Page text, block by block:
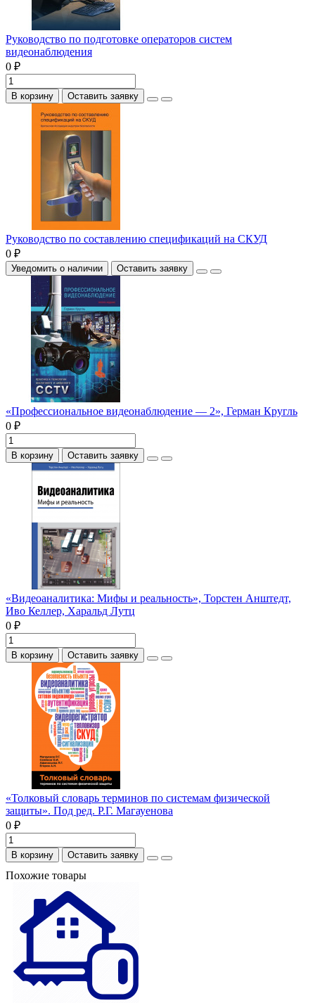
Руководство по подготовке операторов систем
видеонаблюдения
0 ₽
В корзину Оставить заявку
Руководство по составлению спецификаций на СКУД
0 ₽
Уведомить о наличии Оставить заявку
«Профессиональное видеонаблюдение — 2», Герман Кругль
0 ₽
В корзину Оставить заявку
«Видеоаналитика: Мифы и реальность», Торстен Анштедт,
Иво Келлер, Харальд Лутц
0 ₽
В корзину Оставить заявку
«Толковый словарь терминов по системам физической
защиты». Под ред. Р.Г. Магауенова
0 ₽
В корзину Оставить заявку
Похожие товары